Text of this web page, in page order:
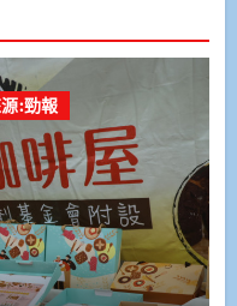
:勁報